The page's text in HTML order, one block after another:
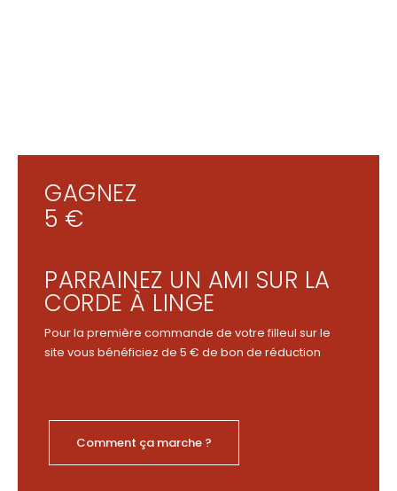
GAGNEZ
5 €
PARRAINEZ UN AMI SUR LA
CORDE À LINGE
Pour la première commande de votre filleul sur le
site vous bénéficiez de 5 € de bon de réduction
Comment ça marche ?